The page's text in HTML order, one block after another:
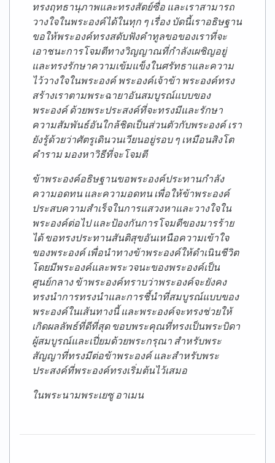
ทรงฤทธานุภาพและทรงสัตย์ซื่อ และเราสามารถ
วางใจในพระองค์ได้ในทุก ๆ เรื่อง บัดนี้เราอธิษฐาน
ขอให้พระองค์ทรงสดับฟังคำทูลขอของเราที่จะ
เอาชนะการโจมตีทางวิญญาณที่กำลังเผชิญอยู่
และทรงรักษาความเข้มแข็งในศรัทธาและความ
ไว้วางใจในพระองค์ พระองค์เจ้าข้า พระองค์ทรง
สร้างเราตามพระฉายาอันสมบูรณ์แบบของ
พระองค์ ด้วยพระประสงค์ที่จะทรงมีและรักษา
ความสัมพันธ์อันใกล้ชิดเป็นส่วนตัวกับพระองค์ เรา
ยังรู้ด้วยว่าศัตรูเดินวนเวียนอยู่รอบ ๆ เหมือนสิงโต
คำราม มองหาวิธีที่จะโจมตี
ข้าพระองค์อธิษฐานขอพระองค์ประทานกำลัง
ความอดทน และความอดทน เพื่อให้ข้าพระองค์
ประสบความสำเร็จในการแสวงหาและวางใจใน
พระองค์ต่อไป และป้องกันการโจมตีของมารร้าย
ได้ ขอทรงประทานสันติสุขอันเหนือความเข้าใจ
ของพระองค์ เพื่อนำทางข้าพระองค์ให้ดำเนินชีวิต
โดยมีพระองค์และพระวจนะของพระองค์เป็น
ศูนย์กลาง ข้าพระองค์ทราบว่าพระองค์จะยังคง
ทรงนำการทรงนำและการชี้นำที่สมบูรณ์แบบของ
พระองค์ในเส้นทางนี้ และพระองค์จะทรงช่วยให้
เกิดผลลัพธ์ที่ดีที่สุด ขอบพระคุณที่ทรงเป็นพระบิดา
ผู้สมบูรณ์และเปี่ยมด้วยพระกรุณา สำหรับพระ
สัญญาที่ทรงมีต่อข้าพระองค์ และสำหรับพระ
ประสงค์ที่พระองค์ทรงเริ่มต้นไว้เสมอ
ในพระนามพระเยซู อาเมน